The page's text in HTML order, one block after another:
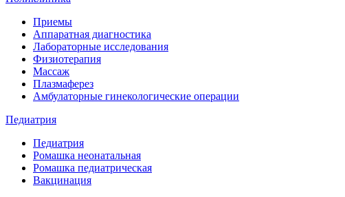
Приемы
Аппаратная диагностика
Лабораторные исследования
Физиотерапия
Массаж
Плазмаферез
Амбулаторные гинекологические операции
Педиатрия
Педиатрия
Ромашка неонатальная
Ромашка педиатрическая
Вакцинация